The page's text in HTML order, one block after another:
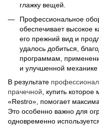
глажку вещей.
Профессиональное
обеспечивает высокое
его прежний вид и
удалось добиться,
программам,
и улучшенной механике
В результате
прачечной , купить
«Restro», помогает
Это особенно важно для
одновременно